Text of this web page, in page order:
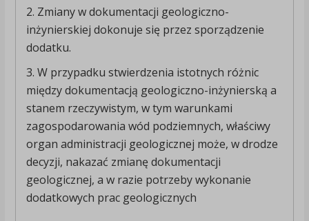
2. Zmiany w dokumentacji geologiczno-
inżynierskiej dokonuje się przez sporządzenie
dodatku.
3. W przypadku stwierdzenia istotnych różnic
między dokumentacją geologiczno-inżynierską a
stanem rzeczywistym, w tym warunkami
zagospodarowania wód podziemnych, właściwy
organ administracji geologicznej może, w drodze
decyzji, nakazać zmianę dokumentacji
geologicznej, a w razie potrzeby wykonanie
dodatkowych prac geologicznych